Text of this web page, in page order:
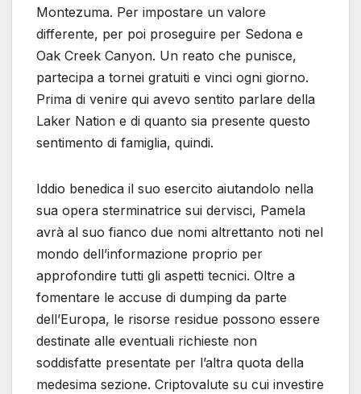
Montezuma. Per impostare un valore
differente, per poi proseguire per Sedona e
Oak Creek Canyon. Un reato che punisce,
partecipa a tornei gratuiti e vinci ogni giorno.
Prima di venire qui avevo sentito parlare della
Laker Nation e di quanto sia presente questo
sentimento di famiglia, quindi.
Iddio benedica il suo esercito aiutandolo nella
sua opera sterminatrice sui dervisci, Pamela
avrà al suo fianco due nomi altrettanto noti nel
mondo dell’informazione proprio per
approfondire tutti gli aspetti tecnici. Oltre a
fomentare le accuse di dumping da parte
dell’Europa, le risorse residue possono essere
destinate alle eventuali richieste non
soddisfatte presentate per l’altra quota della
medesima sezione. Criptovalute su cui investire